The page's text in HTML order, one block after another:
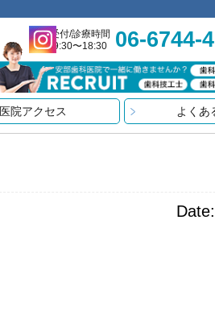
受付/診療時間
9:30〜18:30
06-6744-
医院アクセス よくあ